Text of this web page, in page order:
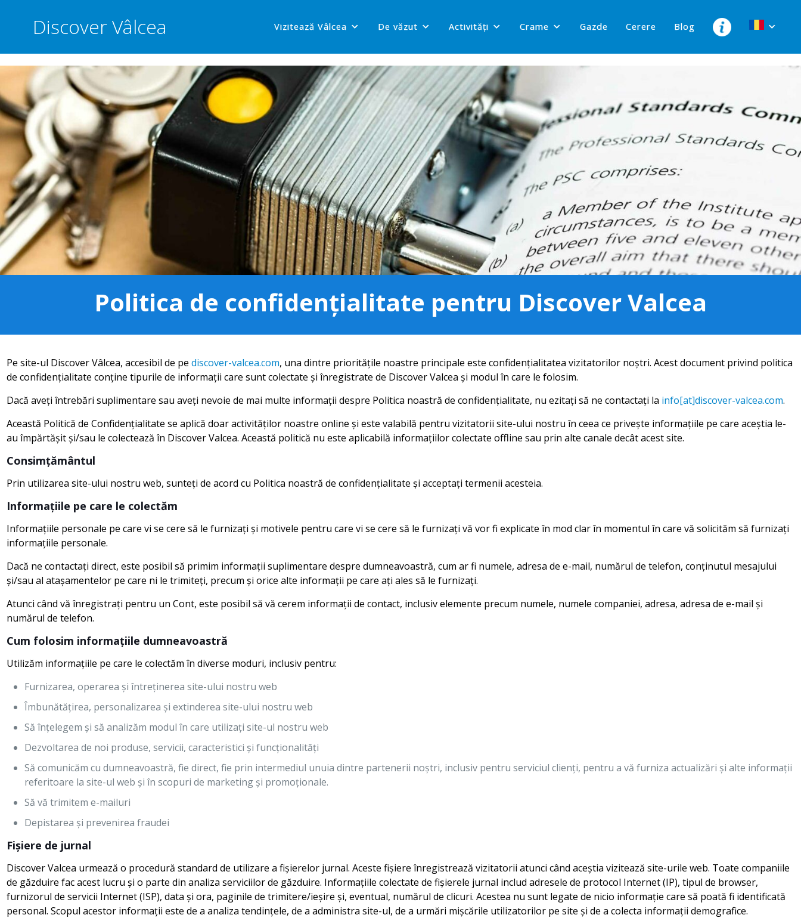
Discover Vâlcea Vizitează Vâlcea De văzut Activități Crame Gazde Cerere Blog
Politica de confidențialitate pentru Discover Valcea
Pe site-ul Discover Vâlcea, accesibil de pediscover-valcea.com, una dintre prioritățile noastre principale este confidențialitatea vizitatorilor noștri. Acest document privind politica
de confidențialitate conține tipurile de informații care sunt colectate și înregistrate de Discover Valcea și modul în care le folosim.
Dacă aveți întrebări suplimentare sau aveți nevoie de mai multe informații despre Politica noastră de confidențialitate, nu ezitați să ne contactați la info[at]discover-valcea.com.
Această Politică de Confidențialitate se aplică doar activităților noastre online și este valabilă pentru vizitatorii site-ului nostru în ceea ce privește informațiile pe care aceștia le-
au împărtășit și/sau le colectează în Discover Valcea. Această politică nu este aplicabilă informațiilor colectate offline sau prin alte canale decât acest site.
Consimțământul
Prin utilizarea site-ului nostru web, sunteți de acord cu Politica noastră de confidențialitate și acceptați termenii acesteia.
Informațiile pe care le colectăm
Informațiile personale pe care vi se cere să le furnizați și motivele pentru care vi se cere să le furnizați vă vor fi explicate în mod clar în momentul în care vă solicităm să furnizați
informațiile personale.
Dacă ne contactați direct, este posibil să primim informații suplimentare despre dumneavoastră, cum ar fi numele, adresa de e-mail, numărul de telefon, conținutul mesajului
și/sau al atașamentelor pe care ni le trimiteți, precum și orice alte informații pe care ați ales să le furnizați.
Atunci când vă înregistrați pentru un Cont, este posibil să vă cerem informații de contact, inclusiv elemente precum numele, numele companiei, adresa, adresa de e-mail și
numărul de telefon.
Cum folosim informațiile dumneavoastră
Utilizăm informațiile pe care le colectăm în diverse moduri, inclusiv pentru:
Furnizarea, operarea și întreținerea site-ului nostru web
Îmbunătățirea, personalizarea și extinderea site-ului nostru web
Să înțelegem și să analizăm modul în care utilizați site-ul nostru web
Dezvoltarea de noi produse, servicii, caracteristici și funcționalități
Să comunicăm cu dumneavoastră, fie direct, fie prin intermediul unuia dintre partenerii noștri, inclusiv pentru serviciul clienți, pentru a vă furniza actualizări și alte informații
referitoare la site-ul web și în scopuri de marketing și promoționale.
Să vă trimitem e-mailuri
Depistarea și prevenirea fraudei
Fișiere de jurnal
Discover Valcea urmează o procedură standard de utilizare a fișierelor jurnal. Aceste fișiere înregistrează vizitatorii atunci când aceștia vizitează site-urile web. Toate companiile
de găzduire fac acest lucru și o parte din analiza serviciilor de găzduire. Informațiile colectate de fișierele jurnal includ adresele de protocol Internet (IP), tipul de browser,
furnizorul de servicii Internet (ISP), data și ora, paginile de trimitere/ieșire și, eventual, numărul de clicuri. Acestea nu sunt legate de nicio informație care să poată fi identificată
personal. Scopul acestor informații este de a analiza tendințele, de a administra site-ul, de a urmări mișcările utilizatorilor pe site și de a colecta informații demografice.